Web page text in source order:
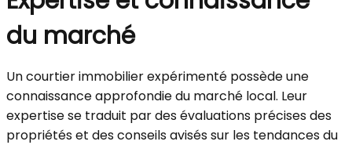
du marché
Un courtier immobilier expérimenté possède une
connaissance approfondie du marché local. Leur
expertise se traduit par des évaluations précises des
propriétés et des conseils avisés sur les tendances du